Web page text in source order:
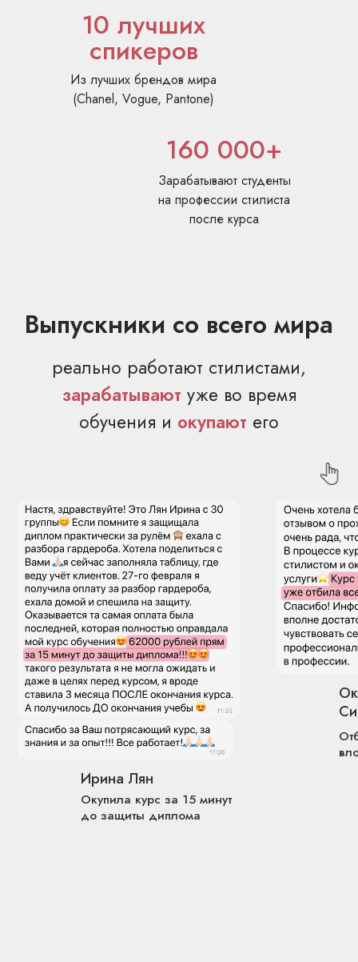
Из лучших брендов мира
(Chanel, Vogue, Pantone)
Зарабатывают студенты
на профессии стилиста
после курса
10 лучших
спикеров
160 000+
Ирина Лян
Окупила курс за 15 минут
до защиты диплома
Выбери свойкурс
ИМИДЖМЕЙКЕР
Подробнее
69 поток сентябрь
2026
Подробнее
С нуля до
VOGUE
FASHION-
СТИЛИСТ
Новый курс!
Подробнее